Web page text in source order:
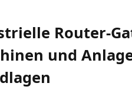
Router-
und